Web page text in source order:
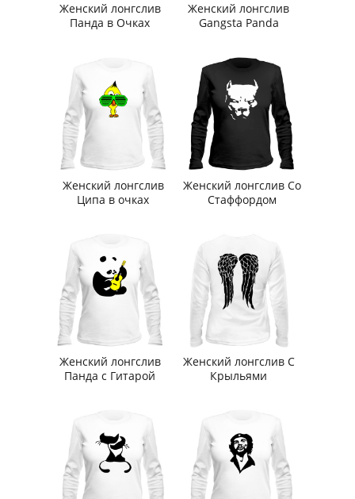
Женский лонгслив
Панда в Очках
Женский лонгслив
Gangsta Panda
Женский лонгслив
Ципа в очках
Женский лонгслив Со
Стаффордом
Женский лонгслив
Панда с Гитарой
Женский лонгслив С
Крыльями